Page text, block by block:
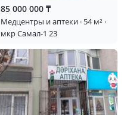
85 000 000 ₸
Медцентры и аптеки · 54 м² ·
мкр Самал-1 23